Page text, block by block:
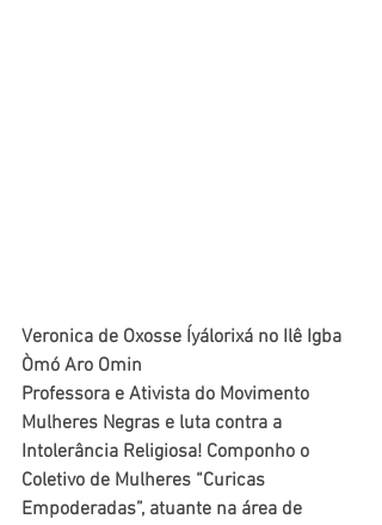
Veronica de Oxosse Íyálorixá no Ilê Igba
Òmó Aro Omin
Professora e Ativista do Movimento
Mulheres Negras e luta contra a
Intolerância Religiosa! Componho o
Coletivo de Mulheres “Curicas
Empoderadas”, atuante na área de